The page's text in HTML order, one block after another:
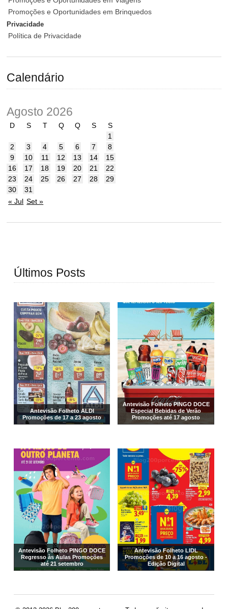
Promoções e Oportunidades em Brinquedos
Privacidade
Política de Privacidade
Calendário
Agosto 2026
D S T Q Q S
S
1
2
3 4 5 6 7
8
9
10 11 12 13 14
15
16
17 18 19 20 21
22
23
24 25 26 27 28
29
30
31
« Jul Set »
Últimos Posts
Antevisão Folheto ALDI
Promoções de 17 a 23 agosto
Antevisão Folheto PINGO DOCE
Especial Bebidas de Verão
Promoções até 17 agosto
Antevisão Folheto PINGO DOCE
Regresso às Aulas Promoções
até 21 setembro
Antevisão Folheto LIDL
Promoções de 10 a 16 agosto -
Edição Digital